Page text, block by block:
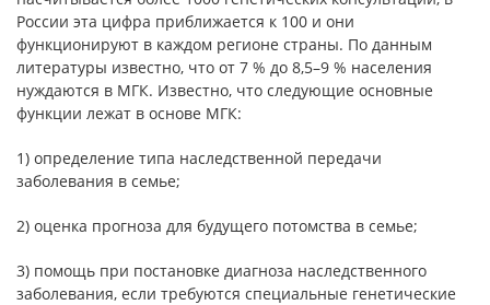
России эта цифра приближается к 100 и они
функционируют в каждом регионе страны. По данным
литературы известно, что от 7 % до 8,5–9 % населения
нуждаются в МГК. Известно, что следующие основные
функции лежат в основе МГК:
1) определение типа наследственной передачи
заболевания в семье;
2) оценка прогноза для будущего потомства в семье;
3) помощь при постановке диагноза наследственного
заболевания, если требуются специальные генетические